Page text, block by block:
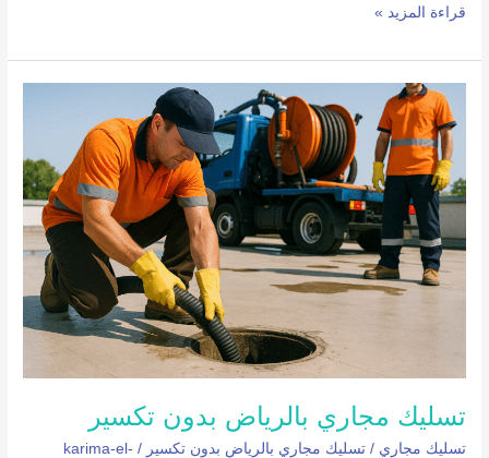
قراءة المزيد »
تسليك مجاري بالرياض بدون تكسير
تسليك مجاري /تسليك مجاري بالرياض بدون تكسير /
karima-el-
تسليك
مجاري
بالرياض
بدون
تكسير